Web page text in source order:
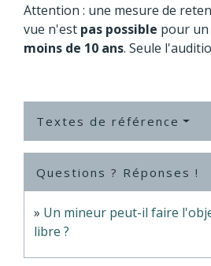
Attention : une mesure de
vue n'est pas possible pour
moins de 10 ans. Seule
Textes de référence
Questions ? Réponses !
Un mineur peut-il faire
libre ?